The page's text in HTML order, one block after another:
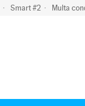
Smart #2 Multa